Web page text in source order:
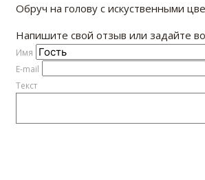
Обруч на голову с искуственными
Напишите свой отзыв или задайте
Имя
E-mail
Текст